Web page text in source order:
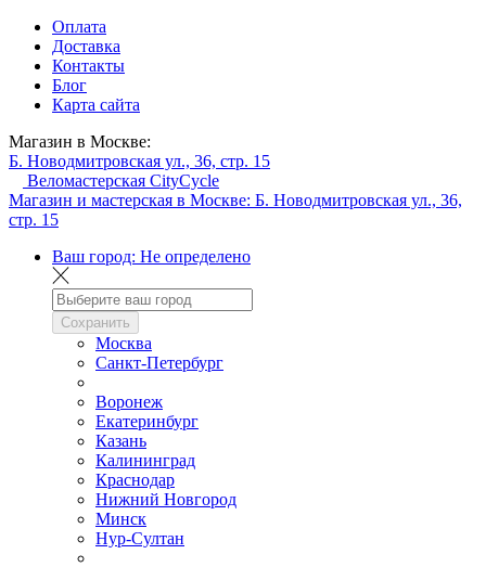
Оплата
Доставка
Контакты
Блог
Карта сайта
Магазин в Москве:
Б. Новодмитровская ул., 36, стр. 15
Веломастерская CityCycle
Магазин и мастерская в Москве: Б. Новодмитровская ул., 36,
стр. 15
Ваш город: Не определено
Сохранить
Москва
Санкт-Петербург
Воронеж
Екатеринбург
Казань
Калининград
Краснодар
Нижний Новгород
Минск
Нур-Султан